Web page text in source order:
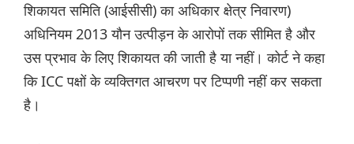
शिकायत समिति (आईसीसी) का अधिकार क्षेत्र निवारण)
अधिनियम 2013 यौन उत्पीड़न के आरोपों तक सीमित है और
उस प्रभाव के लिए शिकायत की जाती है या नहीं। कोर्ट ने कहा
कि ICC पक्षों के व्यक्तिगत आचरण पर टिप्पणी नहीं कर सकता
है।